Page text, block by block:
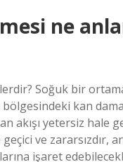
ne
Soğuk bir
kan
akışı yetersiz hale
ve zararsızdır,
işaret